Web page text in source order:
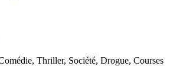
Thriller, Société, Drogue, Courses